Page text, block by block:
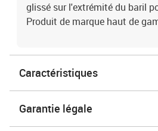
glissé sur l'extrémité du baril
Produit de marque haut de
Caractéristiques
Garantie légale